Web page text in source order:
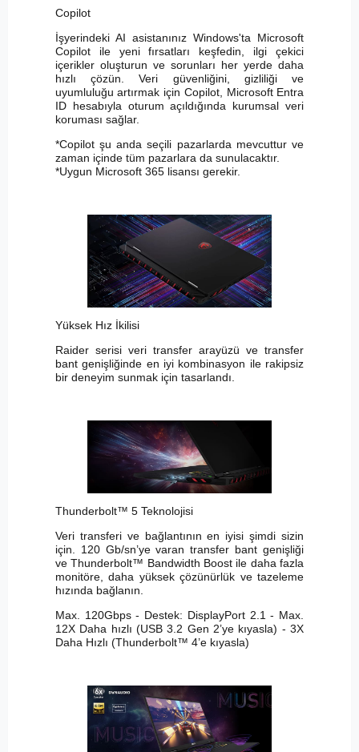
Copilot
İşyerindeki AI asistanınız Windows'ta Microsoft
Copilot ile yeni fırsatları keşfedin, ilgi çekici
içerikler oluşturun ve sorunları her yerde daha
hızlı çözün. Veri güvenliğini, gizliliği ve
uyumluluğu artırmak için Copilot, Microsoft Entra
ID hesabıyla oturum açıldığında kurumsal veri
koruması sağlar.
*Copilot şu anda seçili pazarlarda mevcuttur ve
zaman içinde tüm pazarlara da sunulacaktır.
*Uygun Microsoft 365 lisansı gerekir.
Yüksek Hız İkilisi
Raider serisi veri transfer arayüzü ve transfer
bant genişliğinde en iyi kombinasyon ile rakipsiz
bir deneyim sunmak için tasarlandı.
Thunderbolt™ 5 Teknolojisi
Veri transferi ve bağlantının en iyisi şimdi sizin
için. 120 Gb/sn’ye varan transfer bant genişliği
ve Thunderbolt™ Bandwidth Boost ile daha fazla
monitöre, daha yüksek çözünürlük ve tazeleme
hızında bağlanın.
Max. 120Gbps - Destek: DisplayPort 2.1 - Max.
12X Daha hızlı (USB 3.2 Gen 2’ye kıyasla) - 3X
Daha Hızlı (Thunderbolt™ 4’e kıyasla)